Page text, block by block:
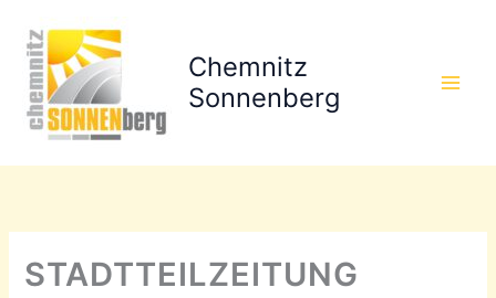
Inhalt
springen
Chemnitz
Sonnenberg
STADTTEILZEITUNG